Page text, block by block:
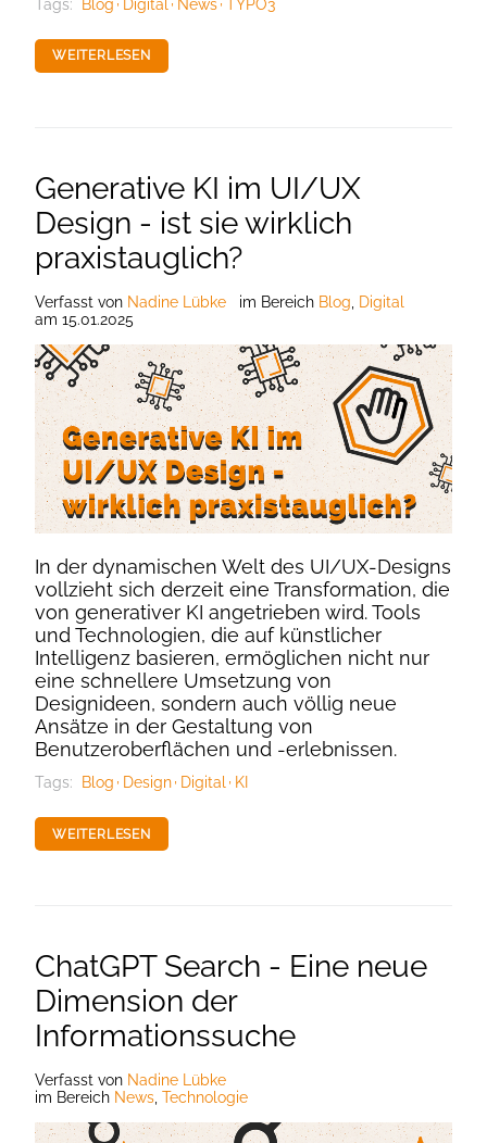
Tags: Blog Digital News TYPO3
WEITERLESEN
Generative KI im UI/UX
Design - ist sie wirklich
praxistauglich?
Verfasst von Nadine Lübke im Bereich Blog
Digital
am 15.01.2025
In der dynamischen Welt des UI/UX-Designs
vollzieht sich derzeit eine Transformation, die
von generativer KI angetrieben wird. Tools
und Technologien, die auf künstlicher
Intelligenz basieren, ermöglichen nicht nur
eine schnellere Umsetzung von
Designideen, sondern auch völlig neue
Ansätze in der Gestaltung von
Benutzeroberflächen und -erlebnissen.
Tags: Blog Design Digital KI
WEITERLESEN
ChatGPT Search - Eine neue
Dimension der
Informationssuche
Verfasst von Nadine Lübke
im Bereich News, Technologie